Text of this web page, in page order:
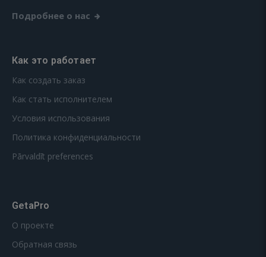
Подробнее о нас
Как это работает
Как создать заказ
Как стать исполнителем
Условия использования
Политика конфиденциальности
Pārvaldīt preferences
GetaPro
О проекте
Обратная связь